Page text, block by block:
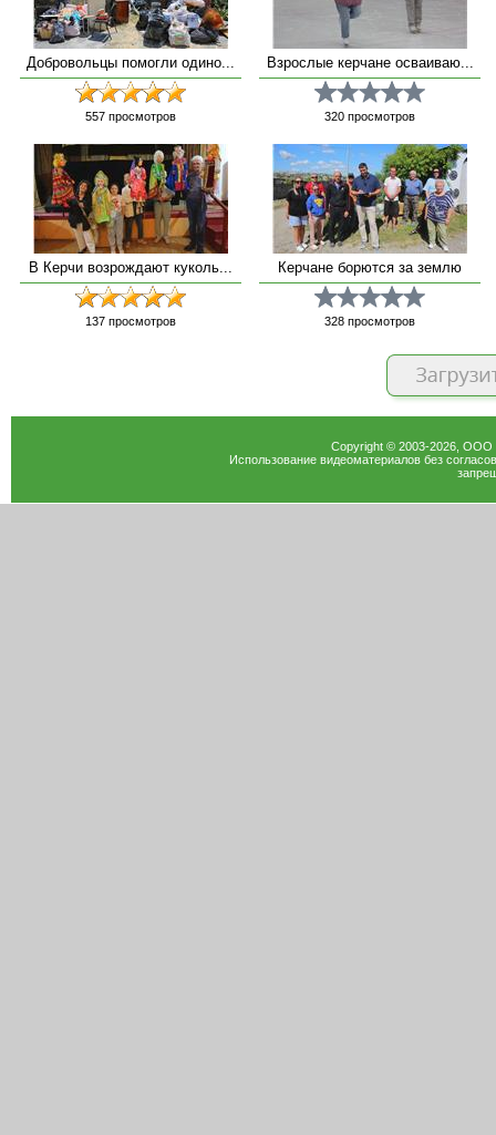
Добровольцы помогли одино...
557 просмотров
Взрослые керчане осваиваю...
320 просмотров
В Керчи возрождают куколь...
137 просмотров
Керчане борются за землю
328 просмотров
Copyright © 2003-2026, ООО
Использование видеоматериалов без